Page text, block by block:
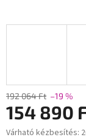
192 064 Ft –19 %
154 890
Egységár:
Várható kézbesítés: